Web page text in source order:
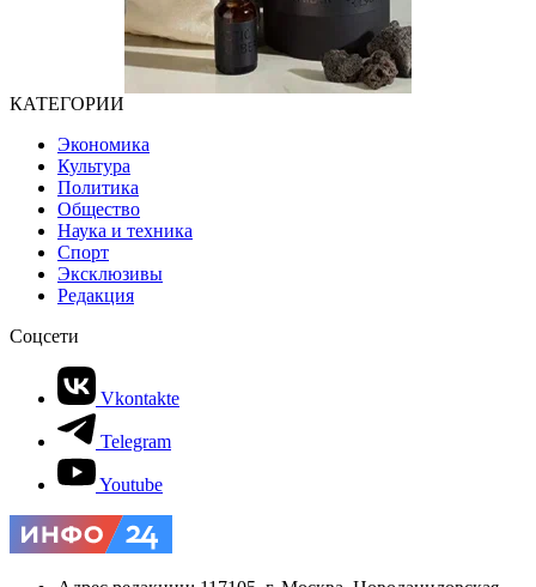
КАТЕГОРИИ
Экономика
Культура
Политика
Общество
Наука и техника
Спорт
Эксклюзивы
Редакция
Соцсети
Vkontakte
Telegram
Youtube